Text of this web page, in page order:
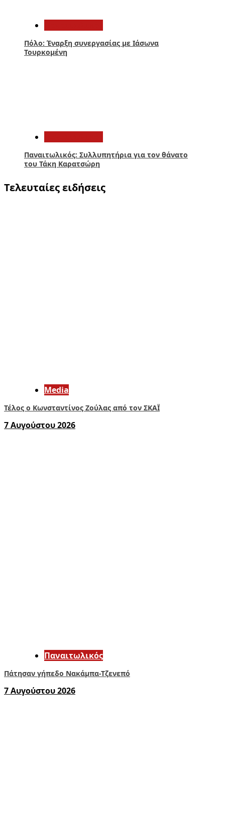
Πόλο: Έναρξη συνεργασίας με Ιάσωνα
Τουρκομένη
Παναιτωλικός: Συλλυπητήρια για τον θάνατο
του Τάκη Καρατσώρη
Τελευταίες ειδήσεις
Media
Τέλος ο Κωνσταντίνος Ζούλας από τον ΣΚΑΪ
7 Αυγούστου 2026
Παναιτωλικός
Πάτησαν γήπεδο Νακάμπα-Τζενεπό
7 Αυγούστου 2026